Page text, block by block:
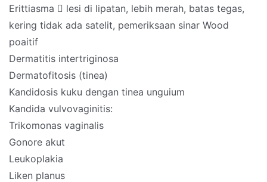
Erittiasma  lesi di lipatan, lebih merah, batas tegas,
kering tidak ada satelit, pemeriksaan sinar Wood
poaitif
Dermatitis intertriginosa
Dermatofitosis (tinea)
Kandidosis kuku dengan tinea unguium
Kandida vulvovaginitis:
Trikomonas vaginalis
Gonore akut
Leukoplakia
Liken planus